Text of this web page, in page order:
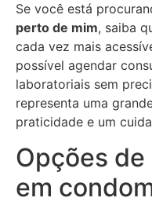
Se você está
perto de mim, saiba
cada vez mais
possível agendar
laboratoriais sem
representa uma
praticidade e um
Opções
em